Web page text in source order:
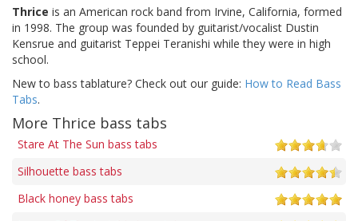
Thrice is an American rock band from Irvine, California, formed
in 1998. The group was founded by guitarist/vocalist Dustin
Kensrue and guitarist Teppei Teranishi while they were in high
school.
New to bass tablature? Check out our guide: How to Read Bass
Tabs.
More Thrice bass tabs
Stare At The Sun bass tabs
Silhouette bass tabs
Black honey bass tabs